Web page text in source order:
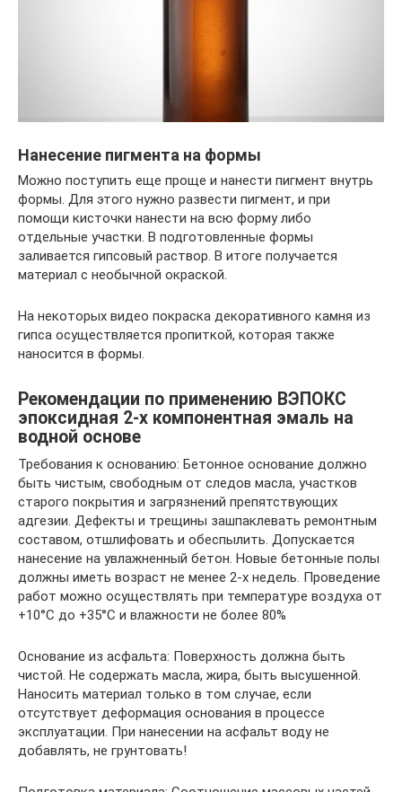
Нанесение пигмента на формы
Можно поступить еще проще и нанести пигмент внутрь
формы. Для этого нужно развести пигмент, и при
помощи кисточки нанести на всю форму либо
отдельные участки. В подготовленные формы
заливается гипсовый раствор. В итоге получается
материал с необычной окраской.
На некоторых видео покраска декоративного камня из
гипса осуществляется пропиткой, которая также
наносится в формы.
Рекомендации по применению ВЭПОКС
эпоксидная 2-х компонентная эмаль на
водной основе
Требования к основанию: Бетонное основание должно
быть чистым, свободным от следов масла, участков
старого покрытия и загрязнений препятствующих
адгезии. Дефекты и трещины зашпаклевать ремонтным
составом, отшлифовать и обеспылить. Допускается
нанесение на увлажненный бетон. Новые бетонные полы
должны иметь возраст не менее 2-х недель. Проведение
работ можно осуществлять при температуре воздуха от
+10°С до +35°С и влажности не более 80%
Основание из асфальта: Поверхность должна быть
чистой. Не содержать масла, жира, быть высушенной.
Наносить материал только в том случае, если
отсутствует деформация основания в процессе
эксплуатации. При нанесении на асфальт воду не
добавлять, не грунтовать!